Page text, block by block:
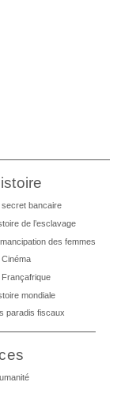
secret bancaire
de l’esclavage
des femmes
Cinéma
Françafrique
mondiale
paradis fiscaux